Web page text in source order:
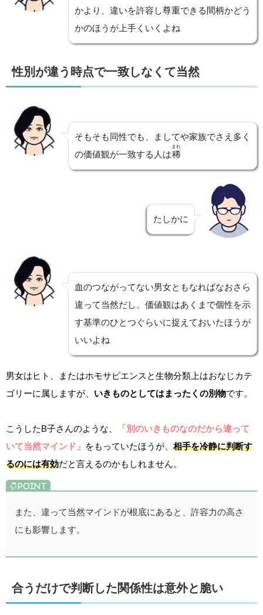
かより、違いを許容し尊重できる間柄かどう
かのほうが上手くいくよね
性別が違う時点で一致しなくて当然
そもそも同性でも、ましてや家族でさえ多く
の価値観が一致する人は稀
まれ
たしかに
血のつながってない男女ともなればなおさら
違って当然だし、価値観はあくまで個性を示
す基準のひとつぐらいに捉えておいたほうが
いいよね
男女はヒト、またはホモサピエンスと生物分類上はおなじカテ
ゴリーに属しますが、 いきものとしてはまったくの別物です。
こうしたB子さんのような、
「別のいきものなのだから違って
いて当然マインド」 をもっていたほうが、 相手を冷静に判断す
るのには有効だと言えるのかもしれません。
また、違って当然マインドが根底にあると、許容力の高さ
にも影響します。
合うだけで判断した関係性は意外と脆い